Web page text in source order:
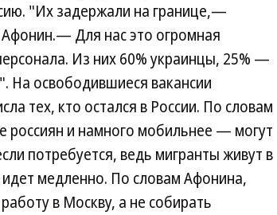
"Их задержали на границе,—
Афонин.— Для нас это огромная
Из них 60% украинцы, 25% —
На освободившиеся вакансии
тех, кто остался в России. По словам
россиян и намного мобильнее — могут
потребуется, ведь мигранты живут в
медленно. По словам Афонина,
в Москву, а не собирать